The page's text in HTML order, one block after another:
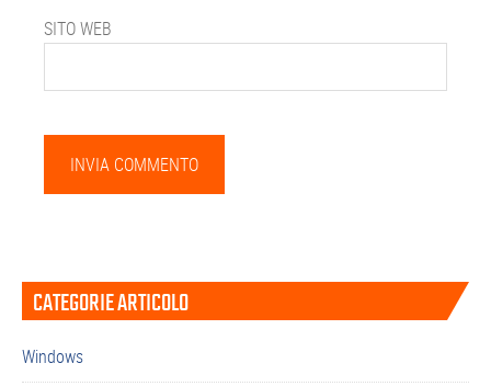
SITO WEB
Barra
laterale
primaria
CATEGORIE ARTICOLO
Windows